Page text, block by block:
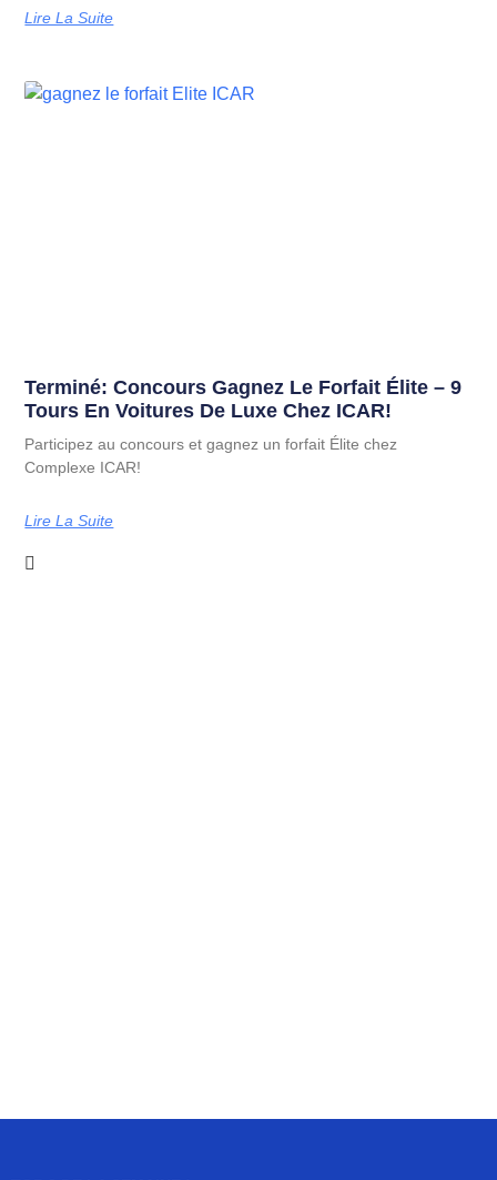
Lire La Suite
Terminé: Concours Gagnez Le Forfait Élite – 9
Tours En Voitures De Luxe Chez ICAR!
Participez au concours et gagnez un forfait Élite chez
Complexe ICAR!
Lire La Suite